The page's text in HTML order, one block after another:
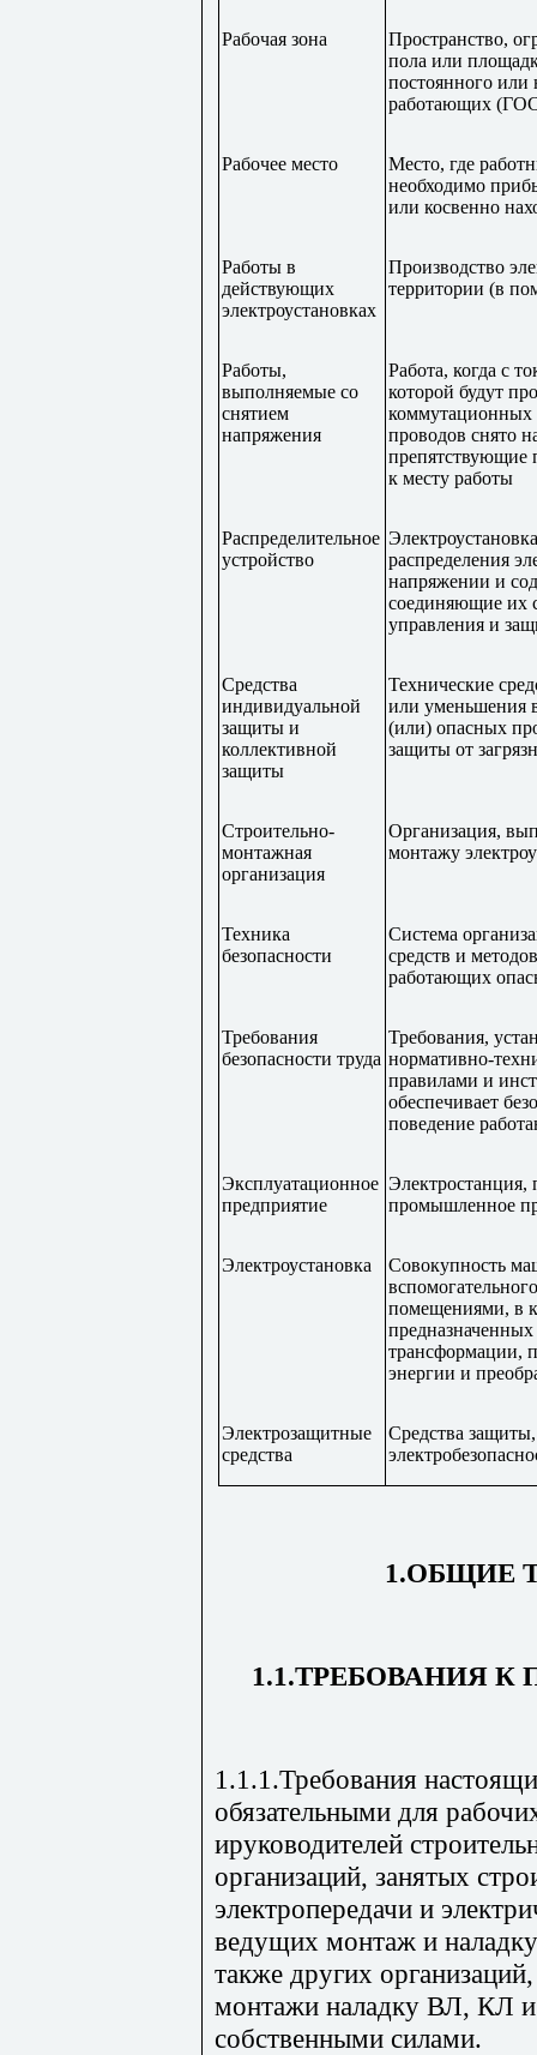
Рабочая зона
Пространство,
пола или
постоянного или
работающих
Рабочее место
Место, где
необходимо
или косвенно
Работы в
действующих
электроустановках
Производство
территории (в
Работы,
выполняемые со
снятием
напряжения
Работа, когда с
которой будут
коммутационных
проводов снято
препятствующие
к месту работы
Распределительное
устройство
распределения
напряжении и
соединяющие их
управления и
Средства
индивидуальной
защиты и
коллективной
защиты
Технические
или уменьшения
(или) опасных
защиты от
Строительно-
монтажная
организация
Организация,
монтажу
Техника
безопасности
Система
средств и
работающих
Требования
безопасности труда
Требования,
нормативно-
правилами и
обеспечивает
поведение
Эксплуатационное
предприятие
Электростанция,
промышленное
Электроустановка
Совокупность
помещениями, в
предназначенных
трансформации,
энергии и
Электрозащитные
средства
Средства
1.ОБЩИЕ
1.1.ТРЕБОВАНИЯ К
1.1.1.Требования
обязательными для
ируководителей
организаций, занятых
электропередачи и
ведущих монтаж и
также других
монтажи наладку ВЛ, КЛ и
собственными силами.